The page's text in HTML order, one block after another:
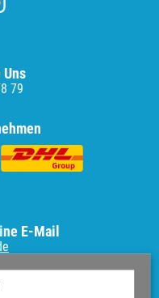
E-Mail
79